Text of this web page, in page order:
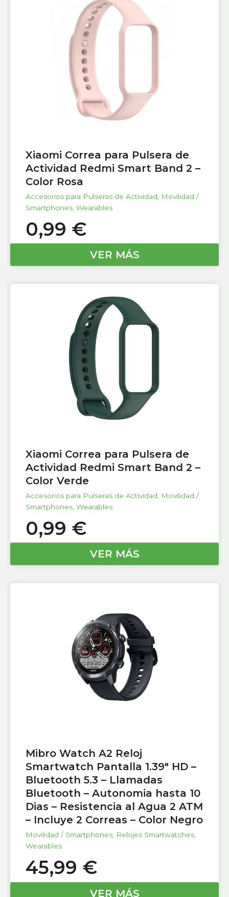
Xiaomi Correa para Pulsera de
Actividad Redmi Smart Band 2 –
Color Rosa
Accesorios para Pulseras de Actividad
Movilidad /
Smartphones Wearables
0,99 €
VER MÁS
Xiaomi Correa para Pulsera de
Actividad Redmi Smart Band 2 –
Color Verde
Accesorios para Pulseras de Actividad, Movilidad /
Smartphones, Wearables
0,99 €
VER MÁS
Mibro Watch A2 Reloj
Smartwatch Pantalla 1.39″ HD –
Bluetooth 5.3 – Llamadas
Bluetooth – Autonomia hasta 10
Dias – Resistencia al Agua 2 ATM
– Incluye 2 Correas – Color Negro
Movilidad / Smartphones, Relojes Smartwatches,
Wearables
45,99 €
VER MÁS